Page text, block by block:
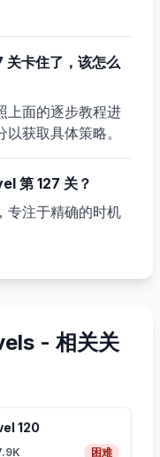
卡住了，该怎么
上面的逐步教程进
获取具体策略。
第 127 关？
专注于精确的时机
- 相关关
120
困难